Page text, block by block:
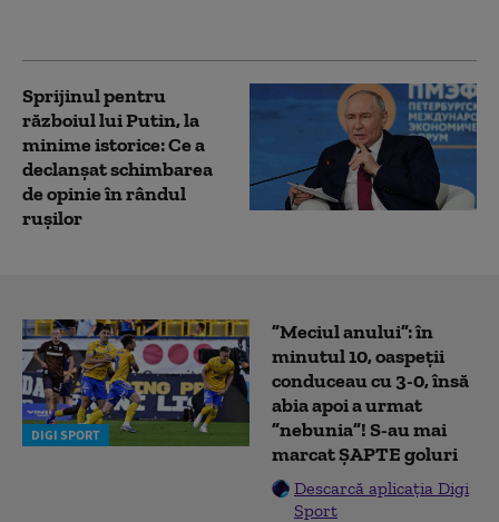
Sprijinul pentru
războiul lui Putin, la
minime istorice: Ce a
declanșat schimbarea
de opinie în rândul
rușilor
DIGI SPORT
”Meciul anului”: în
minutul 10, oaspeții
conduceau cu 3-0, însă
abia apoi a urmat
”nebunia”! S-au mai
marcat ȘAPTE goluri
Descarcă aplicația Digi
Sport